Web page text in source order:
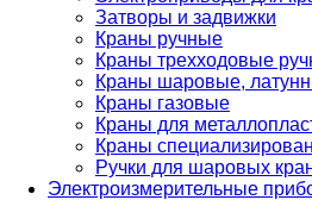
Затворы и задвижки
Краны ручные
Краны трехходовые
Краны шаровые,
Краны газовые
Краны для
Краны
Ручки для шаровых
Электроизмерительные